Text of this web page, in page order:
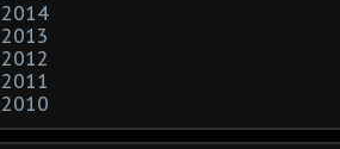
2014
2013
2012
2011
2010